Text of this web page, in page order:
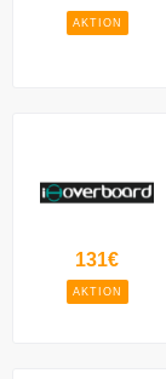
AKTION
131€
AKTION